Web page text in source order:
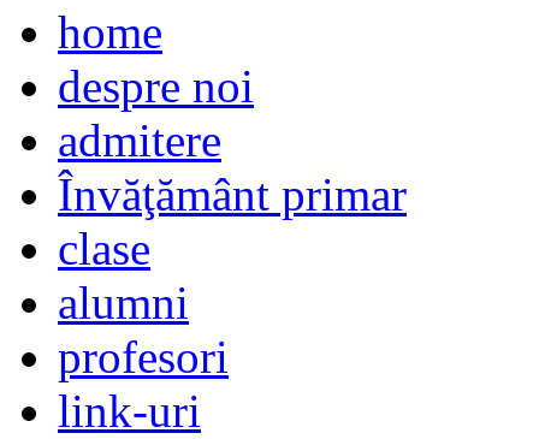
home
despre noi
admitere
Învăţământ primar
clase
alumni
profesori
link-uri